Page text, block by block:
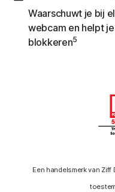
Waarschuwt je bij
webcam en helpt
blokkeren5
Een handelsmerk van Ziff